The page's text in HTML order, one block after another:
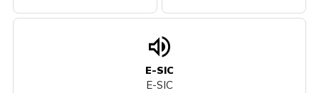
volume_up
E-SIC
E-SIC